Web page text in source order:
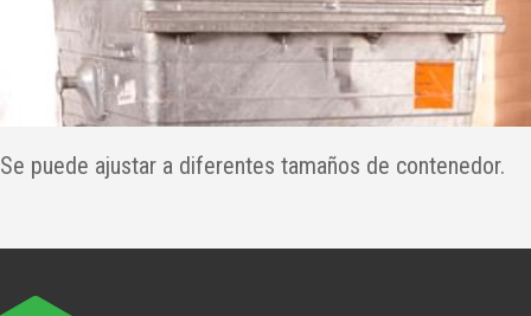
Se puede ajustar a diferentes tamaños de contenedor.